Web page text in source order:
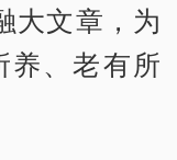
大文章，为
养、老有所